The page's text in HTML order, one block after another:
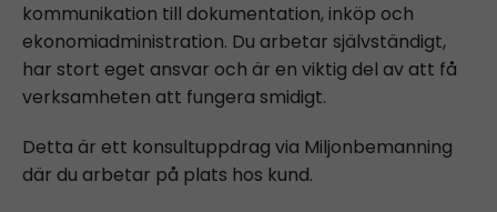
kommunikation till dokumentation, inköp och
ekonomiadministration. Du arbetar självständigt,
har stort eget ansvar och är en viktig del av att få
verksamheten att fungera smidigt.
Detta är ett konsultuppdrag via Miljonbemanning
där du arbetar på plats hos kund.